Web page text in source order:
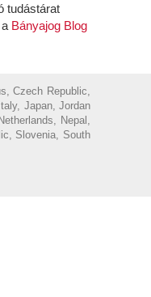
tudástárat
Bányajog Blog
Czech Republic,
Japan, Jordan
Nepal,
Slovenia, South